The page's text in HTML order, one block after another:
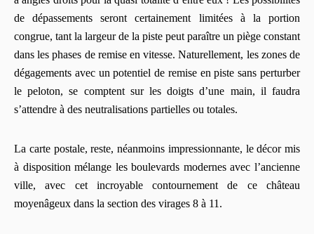
de dépassements seront certainement limitées à la portion
congrue, tant la largeur de la piste peut paraître un piège constant
dans les phases de remise en vitesse. Naturellement, les zones de
dégagements avec un potentiel de remise en piste sans perturber
le peloton, se comptent sur les doigts d’une main, il faudra
s’attendre à des neutralisations partielles ou totales.
La carte postale, reste, néanmoins impressionnante, le décor mis
à disposition mélange les boulevards modernes avec l’ancienne
ville, avec cet incroyable contournement de ce château
moyenâgeux dans la section des virages 8 à 11.